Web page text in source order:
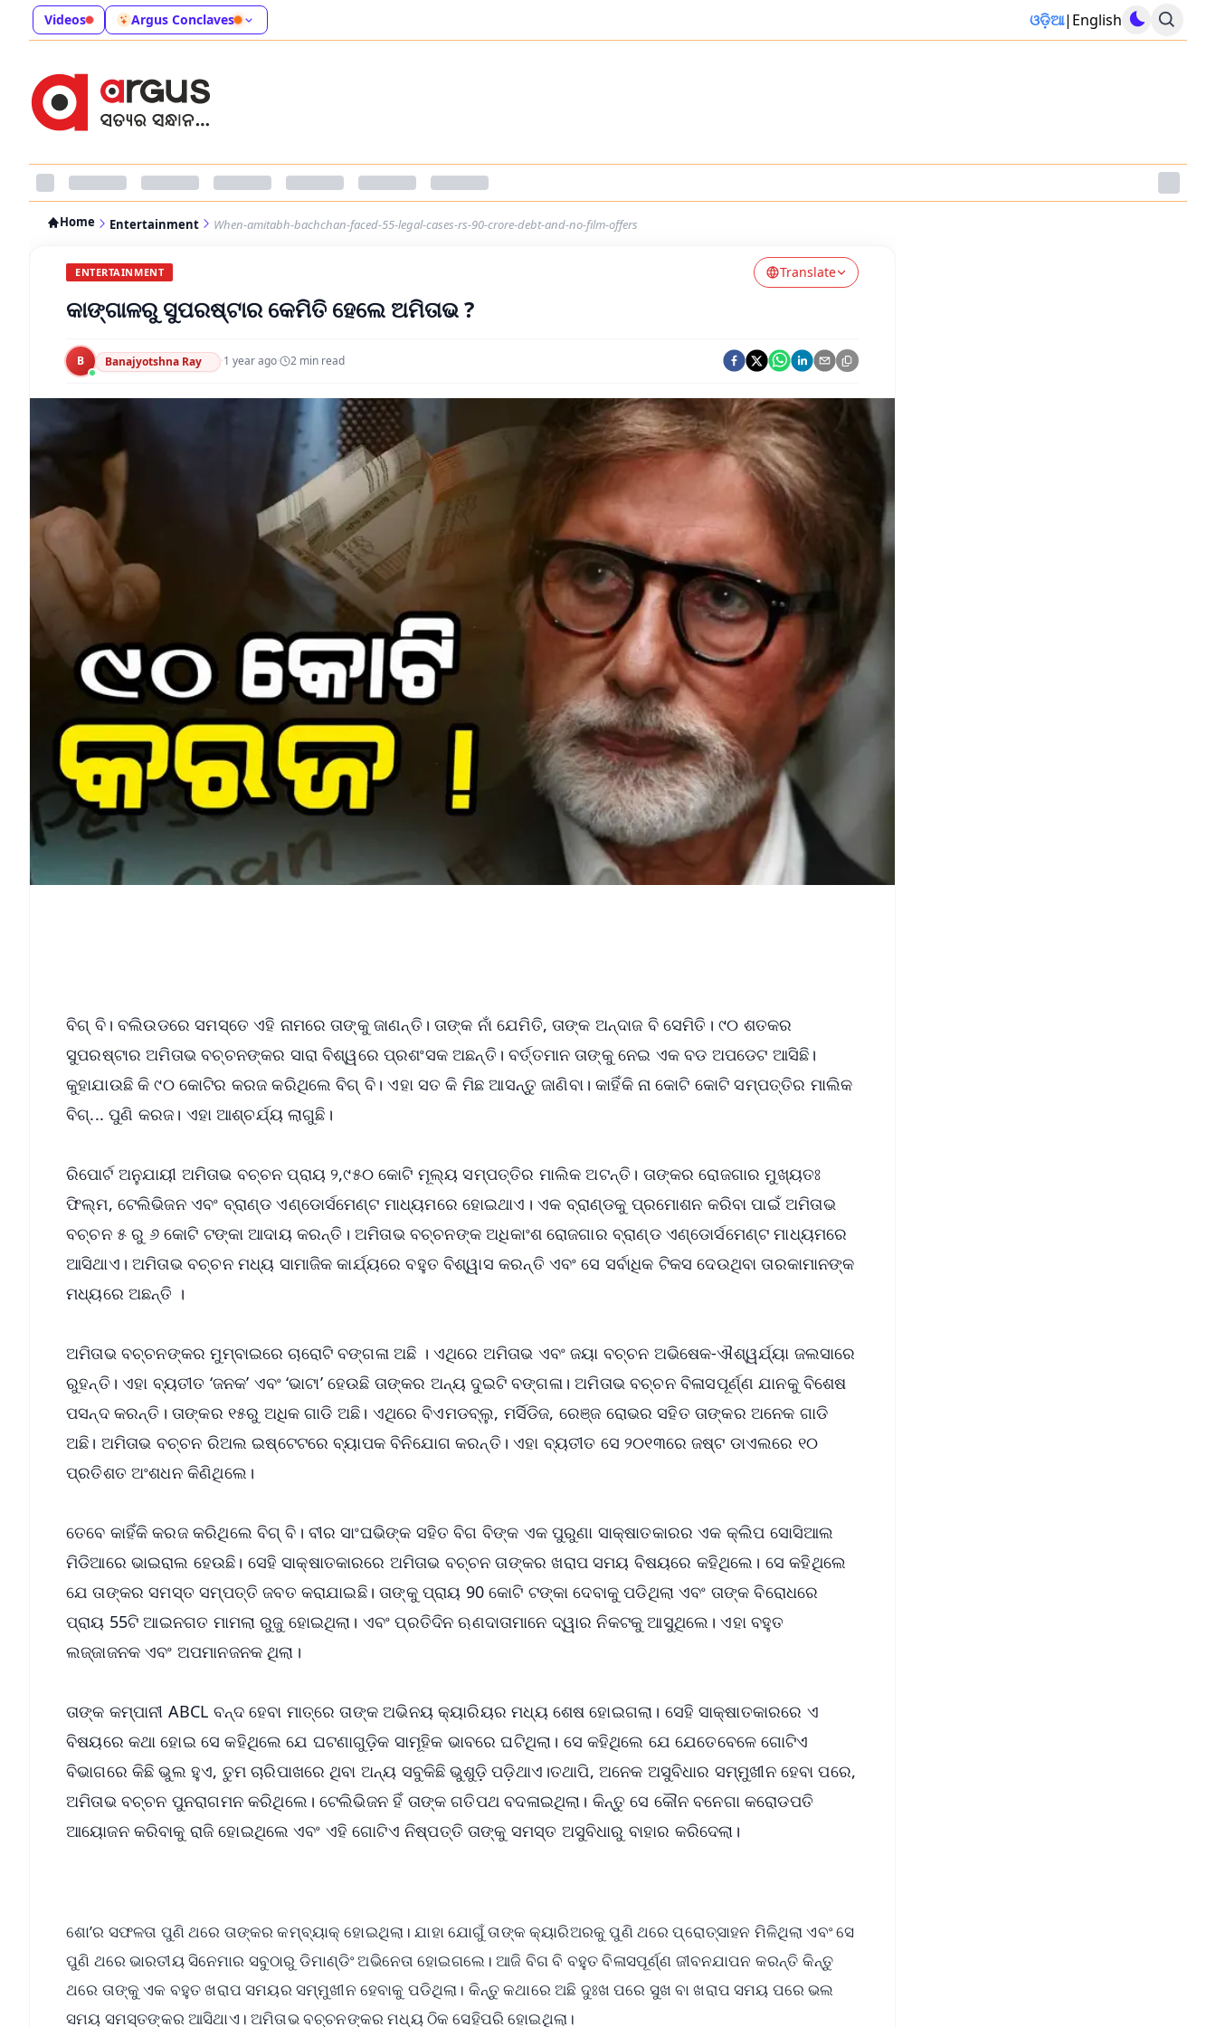
Videos Argus Conclaves ଓଡ଼ିଆ| English
Home Entertainment When-amitabh-bachchan-faced-55-legal-cases-rs-90-crore-debt-and-no-film-offers
ENTERTAINMENT Translate
କାଙ୍ଗାଳରୁ ସୁପରଷ୍ଟାର କେମିତି ହେଲେ ଅମିତାଭ ?
B Banajyotshna Ray ·1 year ago· 2 min read
ବିଗ୍‌ ବି। ବଲିଉଡରେ ସମସ୍ତେ ଏହି ନାମରେ ତାଙ୍କୁ ଜାଣନ୍ତି। ତାଙ୍କ ନାଁ ଯେମିତି, ତାଙ୍କ ଅନ୍ଦାଜ ବି ସେମିତି। ୯୦ ଶତକର
ସୁପରଷ୍ଟାର ଅମିତାଭ ବଚ୍ଚନଙ୍କର ସାରା ବିଶ୍ୱରେ ପ୍ରଶଂସକ ଅଛନ୍ତି। ବର୍ତ୍ତମାନ ତାଙ୍କୁ ନେଇ ଏକ ବଡ ଅପଡେଟ ଆସିଛି।
କୁହାଯାଉଛି କି ୯୦ କୋଟିର କରଜ କରିଥିଲେ ବିଗ୍‌ ବି। ଏହା ସତ କି ମିଛ ଆସନ୍ତୁ ଜାଣିବା। କାହିଁକି ନା କୋଟି କୋଟି ସମ୍ପତ୍ତିର ମାଲିକ
ବିଗ୍‌... ପୁଣି କରଜ। ଏହା ଆଶ୍ଚର୍ଯ୍ୟ ଲାଗୁଛି।
ରିପୋର୍ଟ ଅନୁଯାୟୀ ଅମିତାଭ ବଚ୍ଚନ ପ୍ରାୟ ୨,୯୫୦ କୋଟି ମୂଲ୍ୟ ସମ୍ପତ୍ତିର ମାଲିକ ଅଟନ୍ତି। ତାଙ୍କର ରୋଜଗାର ମୁଖ୍ୟତଃ
ଫିଲ୍ମ, ଟେଲିଭିଜନ ଏବଂ ବ୍ରାଣ୍ଡ ଏଣ୍ଡୋର୍ସମେଣ୍ଟ ମାଧ୍ୟମରେ ହୋଇଥାଏ। ଏକ ବ୍ରାଣ୍ଡକୁ ପ୍ରମୋଶନ କରିବା ପାଇଁ ଅମିତାଭ
ବଚ୍ଚନ ୫ ରୁ ୬ କୋଟି ଟଙ୍କା ଆଦାୟ କରନ୍ତି। ଅମିତାଭ ବଚ୍ଚନଙ୍କ ଅଧିକାଂଶ ରୋଜଗାର ବ୍ରାଣ୍ଡ ଏଣ୍ଡୋର୍ସମେଣ୍ଟ ମାଧ୍ୟମରେ
ଆସିଥାଏ। ଅମିତାଭ ବଚ୍ଚନ ମଧ୍ୟ ସାମାଜିକ କାର୍ଯ୍ୟରେ ବହୁତ ବିଶ୍ୱାସ କରନ୍ତି ଏବଂ ସେ ସର୍ବାଧିକ ଟିକସ ଦେଉଥିବା ତାରକାମାନଙ୍କ
ମଧ୍ୟରେ ଅଛନ୍ତି ।
ଅମିତାଭ ବଚ୍ଚନଙ୍କର ମୁମ୍ବାଇରେ ଚାରୋଟି ବଙ୍ଗଳା ଅଛି । ଏଥିରେ ଅମିତାଭ ଏବଂ ଜୟା ବଚ୍ଚନ ଅଭିଷେକ-ଐଶ୍ୱର୍ଯ୍ୟା ଜଲସାରେ
ରୁହନ୍ତି। ଏହା ବ୍ୟତୀତ ‘ଜନକ’ ଏବଂ ‘ଭାଟା’ ହେଉଛି ତାଙ୍କର ଅନ୍ୟ ଦୁଇଟି ବଙ୍ଗଳା। ଅମିତାଭ ବଚ୍ଚନ ବିଳାସପୂର୍ଣ୍ଣ ଯାନକୁ ବିଶେଷ
ପସନ୍ଦ କରନ୍ତି। ତାଙ୍କର ୧୫ରୁ ଅଧିକ ଗାଡି ଅଛି। ଏଥିରେ ବିଏମଡବ୍ଲୁ, ମର୍ସିଡିଜ, ରେଞ୍ଜ ରୋଭର ସହିତ ତାଙ୍କର ଅନେକ ଗାଡି
ଅଛି। ଅମିତାଭ ବଚ୍ଚନ ରିଅଲ ଇଷ୍ଟେଟରେ ବ୍ୟାପକ ବିନିଯୋଗ କରନ୍ତି। ଏହା ବ୍ୟତୀତ ସେ ୨୦୧୩ରେ ଜଷ୍ଟ ଡାଏଲରେ ୧୦
ପ୍ରତିଶତ ଅଂଶଧନ କିଣିଥିଲେ।
ତେବେ କାହିଁକି କରଜ କରିଥିଲେ ବିଗ୍‌ ବି। ବୀର ସାଂଘଭିଙ୍କ ସହିତ ବିଗ ବିଙ୍କ ଏକ ପୁରୁଣା ସାକ୍ଷାତକାରର ଏକ କ୍ଲିପ ସୋସିଆଲ
ମିଡିଆରେ ଭାଇରାଲ ହେଉଛି। ସେହି ସାକ୍ଷାତକାରରେ ଅମିତାଭ ବଚ୍ଚନ ତାଙ୍କର ଖରାପ ସମୟ ବିଷୟରେ କହିଥିଲେ। ସେ କହିଥିଲେ
ଯେ ତାଙ୍କର ସମସ୍ତ ସମ୍ପତ୍ତି ଜବତ କରାଯାଇଛି। ତାଙ୍କୁ ପ୍ରାୟ 90 କୋଟି ଟଙ୍କା ଦେବାକୁ ପଡିଥିଲା ଏବଂ ତାଙ୍କ ବିରୋଧରେ
ପ୍ରାୟ 55ଟି ଆଇନଗତ ମାମଲା ରୁଜୁ ହୋଇଥିଲା। ଏବଂ ପ୍ରତିଦିନ ଋଣଦାତାମାନେ ଦ୍ୱାର ନିକଟକୁ ଆସୁଥିଲେ। ଏହା ବହୁତ
ଲଜ୍ଜାଜନକ ଏବଂ ଅପମାନଜନକ ଥିଲା।
ତାଙ୍କ କମ୍ପାନୀ ABCL ବନ୍ଦ ହେବା ମାତ୍ରେ ତାଙ୍କ ଅଭିନୟ କ୍ୟାରିୟର ମଧ୍ୟ ଶେଷ ହୋଇଗଲା। ସେହି ସାକ୍ଷାତକାରରେ ଏ
ବିଷୟରେ କଥା ହୋଇ ସେ କହିଥିଲେ ଯେ ଘଟଣାଗୁଡ଼ିକ ସାମୂହିକ ଭାବରେ ଘଟିଥିଲା। ସେ କହିଥିଲେ ଯେ ଯେତେବେଳେ ଗୋଟିଏ
ବିଭାଗରେ କିଛି ଭୁଲ ହୁଏ, ତୁମ ଚାରିପାଖରେ ଥିବା ଅନ୍ୟ ସବୁକିଛି ଭୁଶୁଡ଼ି ପଡ଼ିଥାଏ।ତଥାପି, ଅନେକ ଅସୁବିଧାର ସମ୍ମୁଖୀନ ହେବା ପରେ,
ଅମିତାଭ ବଚ୍ଚନ ପୁନରାଗମନ କରିଥିଲେ। ଟେଲିଭିଜନ ହିଁ ତାଙ୍କ ଗତିପଥ ବଦଳାଇଥିଲା। କିନ୍ତୁ ସେ କୌନ ବନେଗା କରୋଡପତି
ଆୟୋଜନ କରିବାକୁ ରାଜି ହୋଇଥିଲେ ଏବଂ ଏହି ଗୋଟିଏ ନିଷ୍ପତ୍ତି ତାଙ୍କୁ ସମସ୍ତ ଅସୁବିଧାରୁ ବାହାର କରିଦେଲା।
ଶୋ’ର ସଫଳତା ପୁଣି ଥରେ ତାଙ୍କର କମ୍‌ବ୍ୟାକ୍‌ ହୋଇଥିଲା। ଯାହା ଯୋଗୁଁ ତାଙ୍କ କ୍ୟାରିଅରକୁ ପୁଣି ଥରେ ପ୍ରୋତ୍ସାହନ ମିଳିଥିଲା ଏବଂ ସେ
ପୁଣି ଥରେ ଭାରତୀୟ ସିନେମାର ସବୁଠାରୁ ଡିମାଣ୍ଡିଂ ଅଭିନେତା ହୋଇଗଲେ। ଆଜି ବିଗ ବି ବହୁତ ବିଳାସପୂର୍ଣ୍ଣ ଜୀବନଯାପନ କରନ୍ତି କିନ୍ତୁ
ଥରେ ତାଙ୍କୁ ଏକ ବହୁତ ଖରାପ ସମୟର ସମ୍ମୁଖୀନ ହେବାକୁ ପଡିଥିଲା। କିନ୍ତୁ କଥାରେ ଅଛି ଦୁଃଖ ପରେ ସୁଖ ବା ଖରାପ ସମୟ ପରେ ଭଲ
ସମୟ ସମସ୍ତଙ୍କର ଆସିଥାଏ। ଅମିତାଭ ବଚ୍ଚନଙ୍କର ମଧ୍ୟ ଠିକ ସେହିପରି ହୋଇଥିଲା।